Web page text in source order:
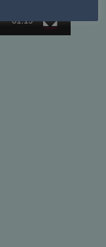
01:19